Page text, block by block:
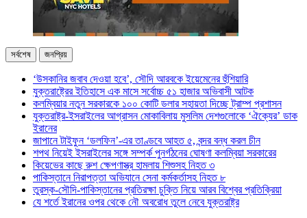
সর্বশেষ জনপ্রিয়
‘উসকানির জবাব দেওয়া হবে’, সৌদি আরবকে ইয়েমেনের হুঁশিয়ারি
যুক্তরাষ্ট্রের ইতিহাসে এক মাসে সর্বোচ্চ ৫১ হাজার অভিবাসী আটক
কলম্বিয়ার নতুন সরকারকে ১০০ কোটি ডলার সহায়তা দিচ্ছে ট্রাম্প প্রশাসন
যুক্তরাষ্ট্র-ইসরাইলের আগ্রাসন মোকাবিলায় মুসলিম দেশগুলোকে ‘ঐক্যের’ ডাক
ইরানের
জাপানে টাইফুন ‘ডলফিন’-এর তাণ্ডবে আহত ৫, বন্দর বন্ধ করল চীন
শপথ নিয়েই ইসরাইলের সঙ্গে সম্পর্ক পুনর্গঠনের ঘোষণা কলম্বিয়া সরকারের
কিয়েভের কাছে রুশ ক্ষেপণাস্ত্র হামলায় শিশুসহ নিহত ৩
পাকিস্তানে নিরাপত্তা অভিযানে সেনা কর্মকর্তাসহ নিহত ৮
তুরস্ক-সৌদি-পাকিস্তানের প্রতিরক্ষা চুক্তি নিয়ে আরব বিশ্বের প্রতিক্রিয়া
যে শর্তে ইরানের ওপর থেকে নৌ অবরোধ তুলে নেবে যুক্তরাষ্ট্র